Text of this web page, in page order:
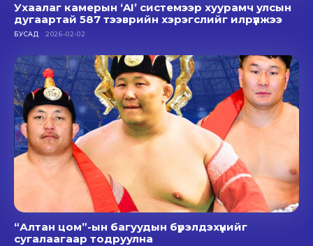
Ухаалаг камерын ‘AI’ системээр хуурамч улсын
дугаартай 587 тээврийн хэрэгслийг илрүүлжээ
БУСАД 2026-02-02
“Алтан цом”-ын багуудын бүрэлдэхүүнийг
сугалаагаар тодруулна